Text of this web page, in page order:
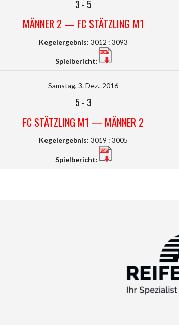
3 - 5
MÄNNER 2 — FC STÄTZLING M1
Kegelergebnis: 3012 : 3093
Spielbericht:
Samstag, 3. Dez.. 2016
5 - 3
FC STÄTZLING M1 — MÄNNER 2
Kegelergebnis: 3019 : 3005
Spielbericht: